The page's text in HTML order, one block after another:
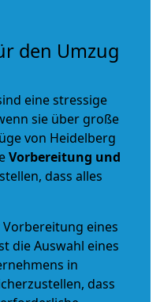
den Umzug
eine stressige
sie über große
von Heidelberg
Vorbereitung und
dass alles
eines
die Auswahl eines
in
dass